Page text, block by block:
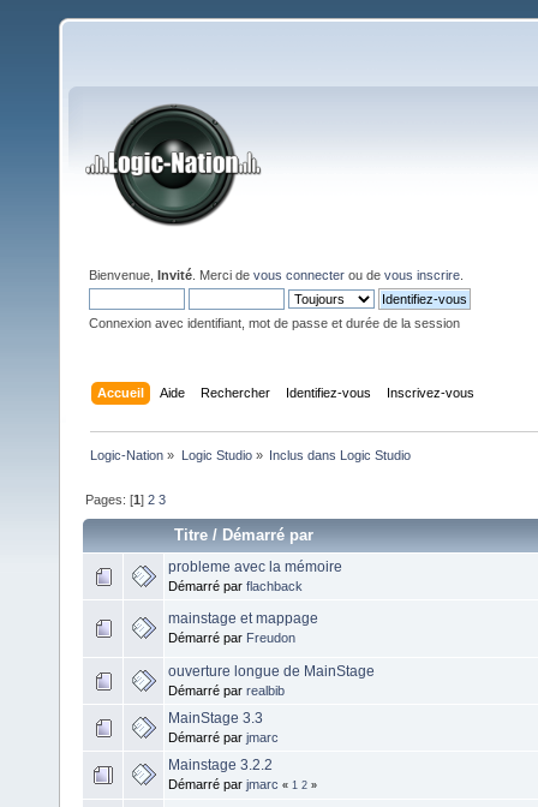
Bienvenue, Invité . Merci de vous connecter ou de vous inscrire
Connexion avec identifiant, mot de passe et durée de la session
Accueil Aide Rechercher Identifiez-vous Inscrivez-vous
Logic-Nation » Logic Studio» Inclus dans Logic Studio
Pages: [1]2 3
Titre /Démarré par
probleme avec la mémoire
Démarré par flachback
mainstage et mappage
Démarré par Freudon
ouverture longue de MainStage
Démarré par realbib
MainStage 3.3
Démarré par jmarc
Mainstage 3.2.2
Démarré par jmarc « 1 2 »